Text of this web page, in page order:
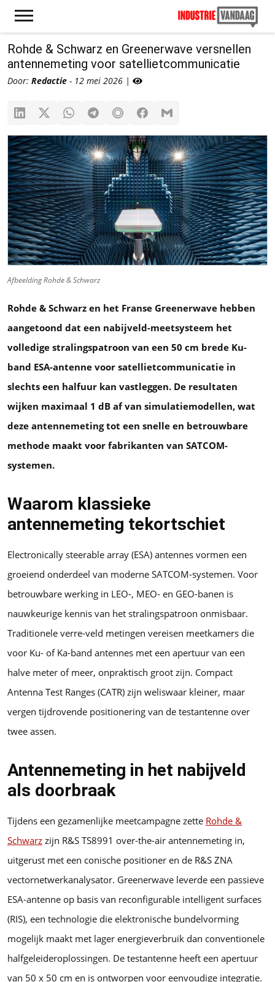
Rohde & Schwarz en Greenerwave versnellen
antennemeting voor satellietcommunicatie
Door: Redactie - 12 mei 2026 |
Afbeelding Rohde & Schwarz
Rohde & Schwarz en het Franse Greenerwave hebben
aangetoond dat een nabijveld-meetsysteem het
volledige stralingspatroon van een 50 cm brede Ku-
band ESA-antenne voor satellietcommunicatie in
slechts een halfuur kan vastleggen. De resultaten
wijken maximaal 1 dB af van simulatiemodellen, wat
deze antennemeting tot een snelle en betrouwbare
methode maakt voor fabrikanten van SATCOM-
systemen.
Waarom klassieke
antennemeting tekortschiet
Electronically steerable array (ESA) antennes vormen een
groeiend onderdeel van moderne SATCOM-systemen. Voor
betrouwbare werking in LEO-, MEO- en GEO-banen is
nauwkeurige kennis van het stralingspatroon onmisbaar.
Traditionele verre-veld metingen vereisen meetkamers die
voor Ku- of Ka-band antennes met een apertuur van een
halve meter of meer, onpraktisch groot zijn. Compact
Antenna Test Ranges (CATR) zijn weliswaar kleiner, maar
vergen tijdrovende positionering van de testantenne over
twee assen.
Antennemeting in het nabijveld
als doorbraak
Tijdens een gezamenlijke meetcampagne zette Rohde &
Schwarz zijn R&S TS8991 over-the-air antennemeting in,
uitgerust met een conische positioner en de R&S ZNA
vectornetwerkanalysator. Greenerwave leverde een passieve
ESA-antenne op basis van reconfigurable intelligent surfaces
(RIS), een technologie die elektronische bundelvorming
mogelijk maakt met lager energieverbruik dan conventionele
halfgeleideroplossingen. De testantenne heeft een apertuur
van 50 x 50 cm en is ontworpen voor eenvoudige integratie.